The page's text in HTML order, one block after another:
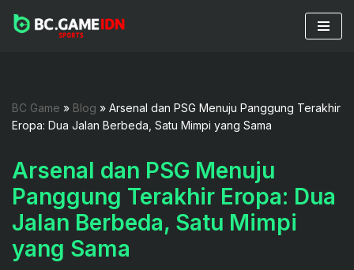
BC Game » Blog » Arsenal dan PSG Menuju Panggung Terakhir
Eropa: Dua Jalan Berbeda, Satu Mimpi yang Sama
Arsenal dan PSG Menuju
Panggung Terakhir Eropa: Dua
Jalan Berbeda, Satu Mimpi
yang Sama